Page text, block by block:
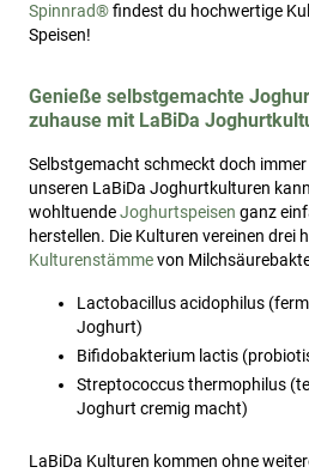
Spinnrad®findest du hochwertige
Speisen!
Genieße selbstgemachte
zuhause mit LaBiDa
Selbstgemacht schmeckt doch
unseren LaBiDa Joghurtkulturen
wohltuendeJoghurtspeisen ganz
herstellen. Die Kulturen vereinen drei
Kulturenstämmevon
Lactobacillus acidophilus
Joghurt)
Bifidobakterium lactis
Streptococcus thermophilus
Joghurt cremig macht)
LaBiDa Kulturen kommen ohne